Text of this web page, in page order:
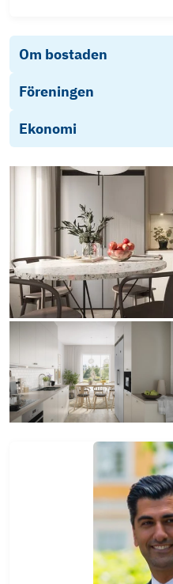
Om bostaden
Föreningen
Ekonomi